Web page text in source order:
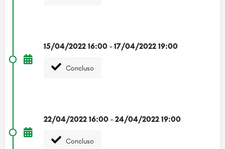
15/04/2022 16:00 - 17/04/2022 19:00
Concluso
22/04/2022 16:00 - 24/04/2022 19:00
Concluso